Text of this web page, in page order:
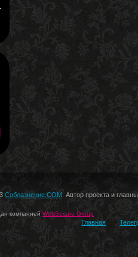
Соблазнение.COM . Автор проекта и
компанией WebSecure Group
Главная